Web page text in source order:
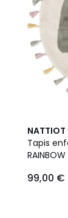
NATTIOT
Tapis
RAINBOW
99,00 €
3
Couleurs